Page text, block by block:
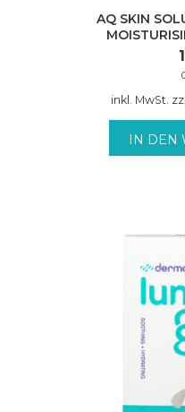
AQ SKIN
inkl. MwSt.
IN DEN